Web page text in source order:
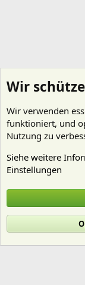
Cookies
R
Wir
Wir verwenden
funktioniert, und
Nutzung zu
Siehe weitere
Einstellungen